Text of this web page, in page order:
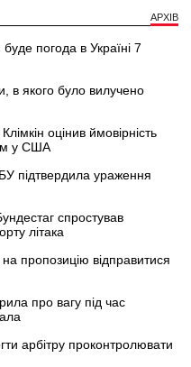
АРХІВ
погода в Україні 7
в якого було вилучено
оцінив ймовірність
у США
підтвердила ураження
спростував
літака
пропозицію відправитися
про вагу під час
арбітру проконтролювати